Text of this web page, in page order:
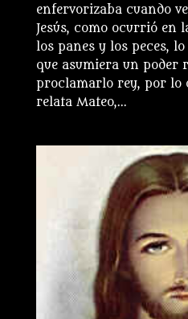
enfervorizaba cuando
Jesús, como ocurrió en
los panes y los peces,
que asumiera un poder
proclamarlo rey, por lo
relata Mateo,...